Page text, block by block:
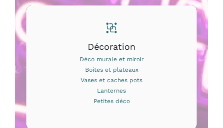
Décoration
Déco murale et miroir
Boites et plateaux
Vases et caches pots
Lanternes
Petites déco